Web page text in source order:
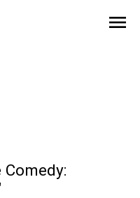
menu